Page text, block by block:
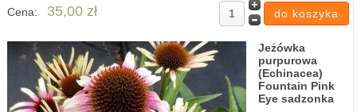
Cena: 35,00 zł
Jeżówka
purpurowa
(Echinacea)
Fountain Pink
Eye sadzonka